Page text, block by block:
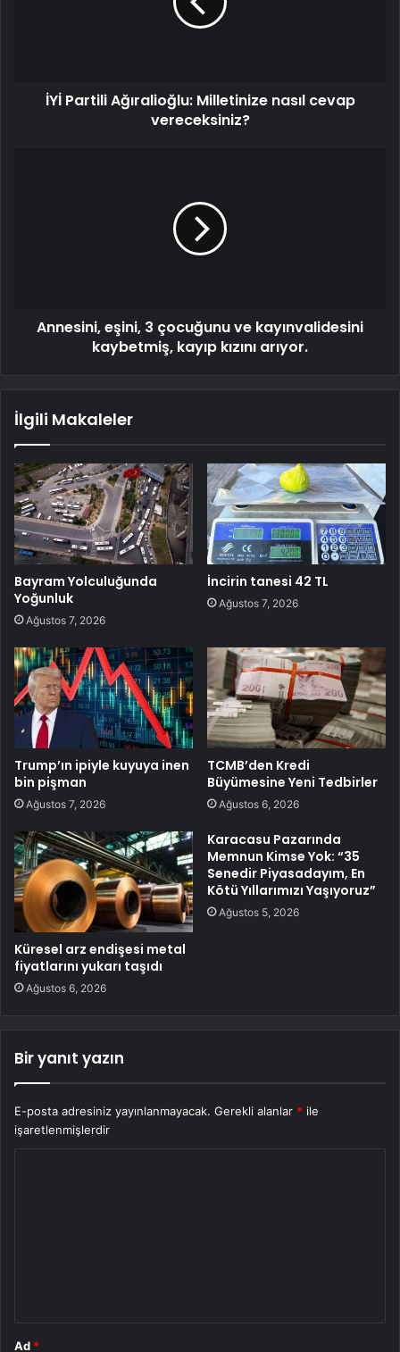
İYİ Partili Ağıralioğlu: Milletinize nasıl cevap
vereceksiniz?
Annesini, eşini, 3 çocuğunu ve kayınvalidesini
kaybetmiş, kayıp kızını arıyor.
İlgili Makaleler
Bayram Yolculuğunda
Yoğunluk
Ağustos 7, 2026
İncirin tanesi 42 TL
Ağustos 7, 2026
Trump’ın ipiyle kuyuya inen
bin pişman
Ağustos 7, 2026
TCMB’den Kredi
Büyümesine Yeni Tedbirler
Ağustos 6, 2026
Küresel arz endişesi metal
fiyatlarını yukarı taşıdı
Ağustos 6, 2026
Karacasu Pazarında
Memnun Kimse Yok: “35
Senedir Piyasadayım, En
Kötü Yıllarımızı Yaşıyoruz”
Ağustos 5, 2026
Bir yanıt yazın
E-posta adresiniz yayınlanmayacak. Gerekli alanlar * ile
işaretlenmişlerdir
Ad *